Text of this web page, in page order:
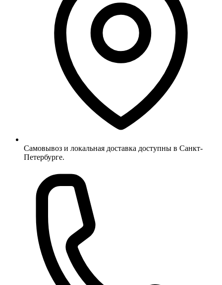
Самовывоз и локальная доставка доступны в Санкт-
Петербурге.